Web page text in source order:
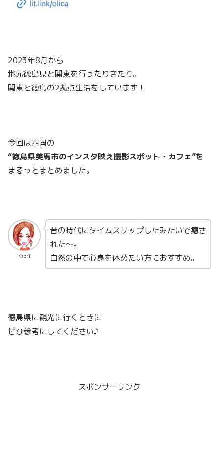
2023年8月から
地元徳島県と関東を行ったりきたり。
関東と徳島の2拠点生活をしています！
今回は四国の
“徳島県美馬市のインスタ映え撮影スポット・カフェ”を
まるっとまとめました。
Kaori
昔の時代にタイムスリップしたみたいで癒さ
れた〜。
自然の中で心身を休めたい方におすすめ。
徳島県に観光に行くときに
ぜひ参考にしてください♪
スポンサーリンク